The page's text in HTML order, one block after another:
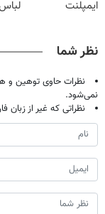
ایمپلنت
نظر شما
نظرات حاوی توهین و
نمی‌شود.
نظراتی که غیر از زبان